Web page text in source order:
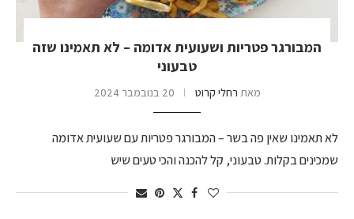
המבורגר פטריות ושעועית אדומה – לא תאמינו שזה
טבעוני
מאת רחלי קרוט 20 בנובמבר 2024
לא תאמינו שאין פה בשר – המבורגר פטריות עם שעועית אדומה
שמכינים בקלות. טבעוני, קל להכנה והכי טעים שיש